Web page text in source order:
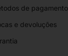
de pagamento
e devoluções